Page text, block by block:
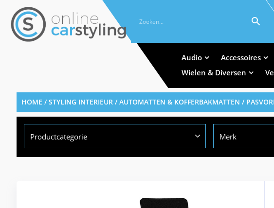
Audio Accessoires
Wielen & Diversen
HOME /STYLING INTERIEUR/AUTOMATTEN & KOFFERBAKMATTEN /
Productcategorie Merk